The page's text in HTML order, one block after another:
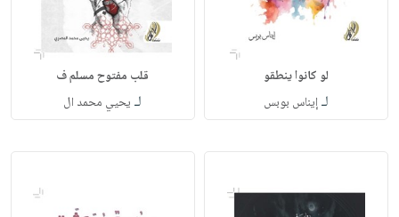
لو‭ ‬كانوا‭ ‬ينطقو
لـإيناس‭ ‬بوبس
قلب‭ ‬مفتوح مسلم ف
لـ يحيي‭ ‬محمد‭ ‬ال